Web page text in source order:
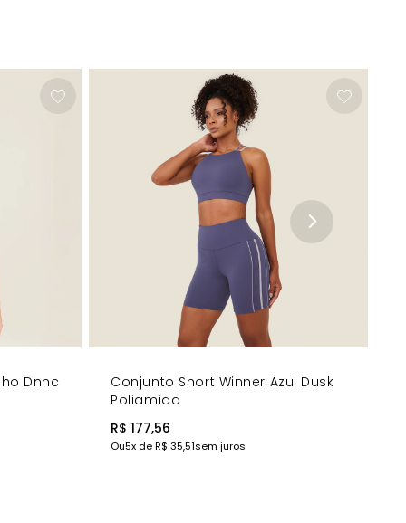
Dnnc
Conjunto Short Winner Azul Dusk
Poliamida
R$ 177,56
Ou5x deR$ 35,51sem juros